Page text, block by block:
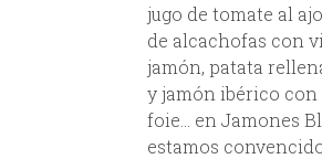
jugo de tomate al
de alcachofas con
jamón, patata
y jamón ibérico con
foie… en Jamones
estamos